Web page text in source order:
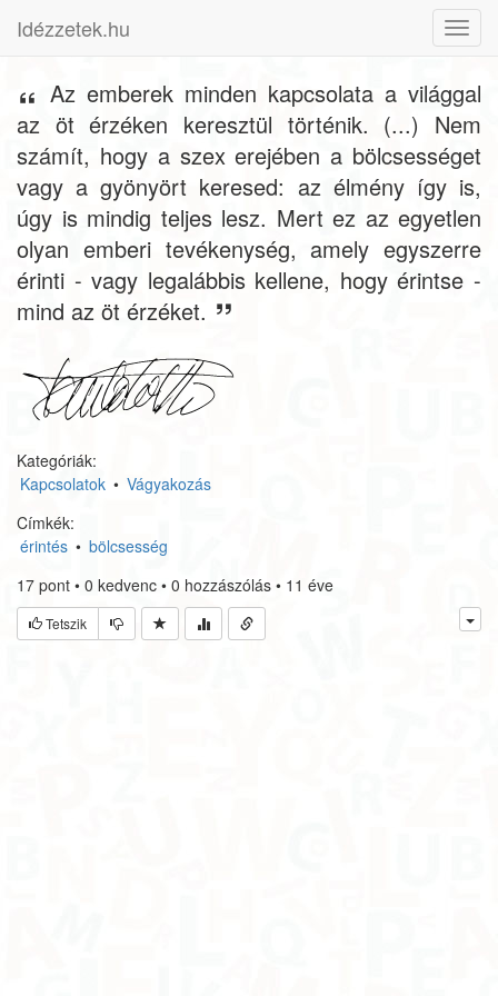
Idézzetek.hu
Az emberek minden kapcsolata a világgal
az öt érzéken keresztül történik. (...) Nem
számít, hogy a szex erejében a bölcsességet
vagy a gyönyört keresed: az élmény így is,
úgy is mindig teljes lesz. Mert ez az egyetlen
olyan emberi tevékenység, amely egyszerre
érinti - vagy legalábbis kellene, hogy érintse -
mind az öt érzéket.
Kategóriák:
Kapcsolatok • Vágyakozás
Címkék:
érintés • bölcsesség
17 pont • 0 kedvenc • 0 hozzászólás • 11 éve
Tetszik